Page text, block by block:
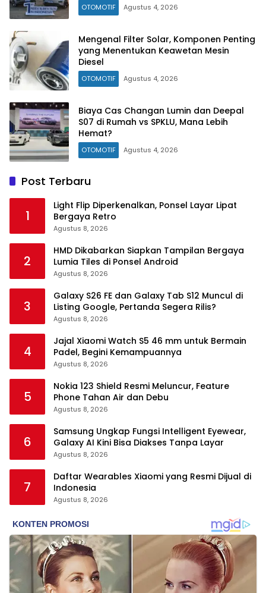
OTOMOTIF Agustus 4, 2026
Mengenal Filter Solar, Komponen Penting
yang Menentukan Keawetan Mesin
Diesel
OTOMOTIF Agustus 4, 2026
Biaya Cas Changan Lumin dan Deepal
S07 di Rumah vs SPKLU, Mana Lebih
Hemat?
OTOMOTIF Agustus 4, 2026
Post Terbaru
1
Light Flip Diperkenalkan, Ponsel Layar Lipat
Bergaya Retro
Agustus 8, 2026
2
HMD Dikabarkan Siapkan Tampilan Bergaya
Lumia Tiles di Ponsel Android
Agustus 8, 2026
3
Galaxy S26 FE dan Galaxy Tab S12 Muncul di
Listing Google, Pertanda Segera Rilis?
Agustus 8, 2026
4
Jajal Xiaomi Watch S5 46 mm untuk Bermain
Padel, Begini Kemampuannya
Agustus 8, 2026
5
Nokia 123 Shield Resmi Meluncur, Feature
Phone Tahan Air dan Debu
Agustus 8, 2026
6
Samsung Ungkap Fungsi Intelligent Eyewear,
Galaxy AI Kini Bisa Diakses Tanpa Layar
Agustus 8, 2026
7
Daftar Wearables Xiaomi yang Resmi Dijual di
Indonesia
Agustus 8, 2026